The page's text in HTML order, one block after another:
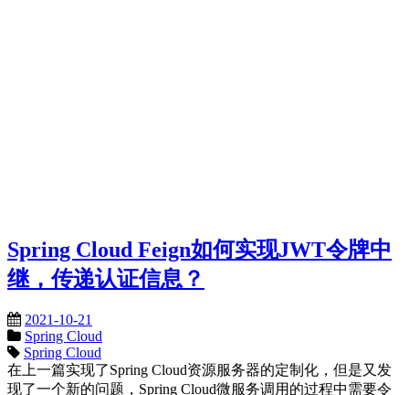
Spring Cloud Feign如何实现JWT令牌中
继，传递认证信息？
2021-10-21
Spring Cloud
Spring Cloud
在上一篇实现了Spring Cloud资源服务器的定制化，但是又发
现了一个新的问题，Spring Cloud微服务调用的过程中需要令